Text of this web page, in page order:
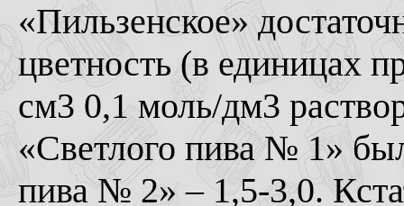
«Пильзенское»
цветность (в единицах
см3 0,1 моль/дм3
«Светлого пива № 1»
пива № 2» – 1,5-3,0.